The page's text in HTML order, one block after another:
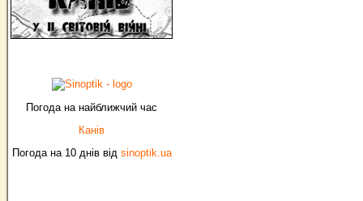
Погода на найближчий час
Канів
Погода на 10 днів від sinoptik.ua